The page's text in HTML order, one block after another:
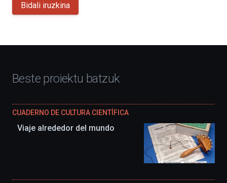
Bidali iruzkina
Beste proiektu batzuk
CUADERNO DE CULTURA CIENTÍFICA
Viaje alrededor del mundo